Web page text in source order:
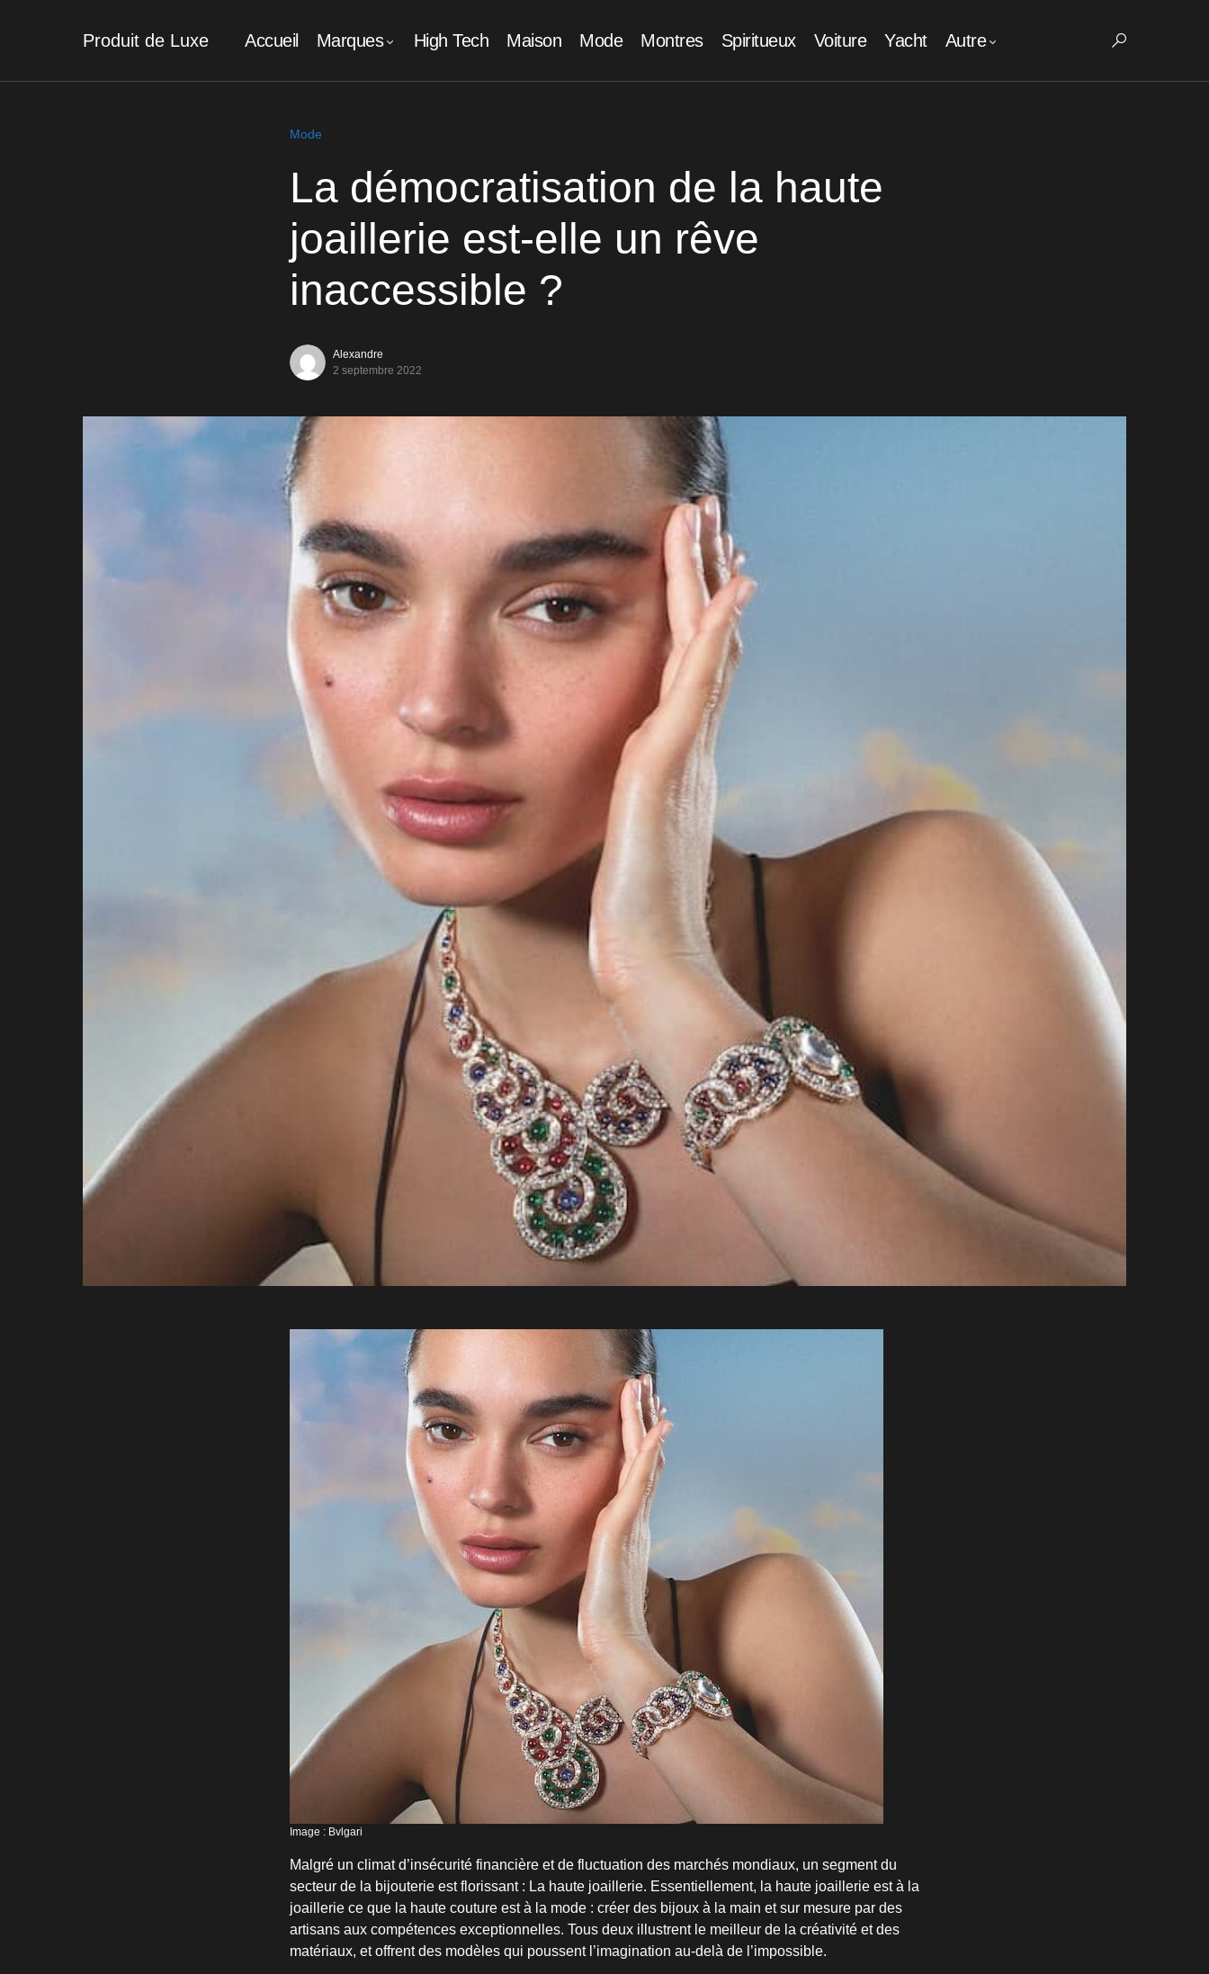
Produit de Luxe Accueil Marques High Tech Maison Mode Montres Spiritueux Voiture Yacht Autre
Mode
La démocratisation de la haute
joaillerie est-elle un rêve
inaccessible ?
Alexandre
2 septembre 2022
Image : Bvlgari
Malgré un climat d’insécurité financière et de fluctuation des marchés mondiaux, un segment du
secteur de la bijouterie est florissant : La haute joaillerie. Essentiellement, la haute joaillerie est à la
joaillerie ce que la haute couture est à la mode : créer des bijoux à la main et sur mesure par des
artisans aux compétences exceptionnelles. Tous deux illustrent le meilleur de la créativité et des
matériaux, et offrent des modèles qui poussent l’imagination au-delà de l’impossible.